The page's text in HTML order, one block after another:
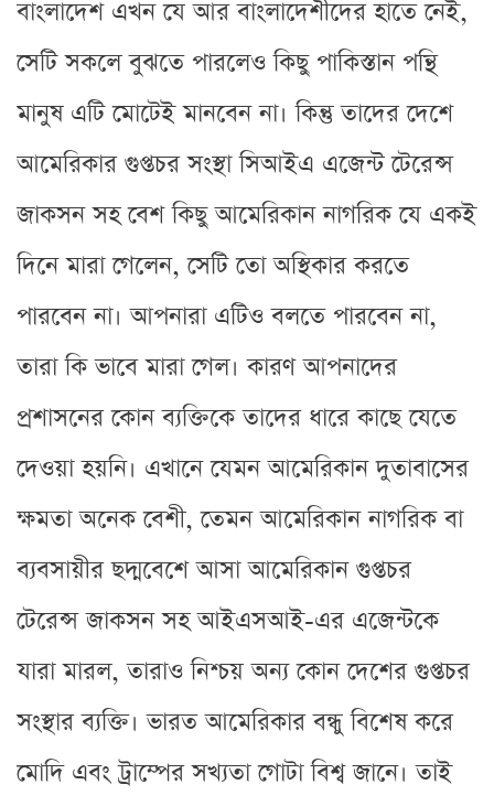
বাংলাদেশ এখন যে আর বাংলাদেশীদের হাতে নেই,
সেটি সকলে বুঝতে পারলেও কিছু পাকিস্তান পন্থি
মানুষ এটি মোটেই মানবেন না। কিন্তু তাদের দেশে
আমেরিকার গুপ্তচর সংস্থা সিআইএ এজেন্ট টেরেন্স
জাকসন সহ বেশ কিছু আমেরিকান নাগরিক যে একই
দিনে মারা গেলেন, সেটি তো অস্থিকার করতে
পারবেন না। আপনারা এটিও বলতে পারবেন না,
তারা কি ভাবে মারা গেল। কারণ আপনাদের
প্রশাসনের কোন ব্যক্তিকে তাদের ধারে কাছে যেতে
দেওয়া হয়নি। এখানে যেমন আমেরিকান দুতাবাসের
ক্ষমতা অনেক বেশী, তেমন আমেরিকান নাগরিক বা
ব্যবসায়ীর ছদ্মবেশে আসা আমেরিকান গুপ্তচর
টেরেন্স জাকসন সহ আইএসআই-এর এজেন্টকে
যারা মারল, তারাও নিশ্চয় অন্য কোন দেশের গুপ্তচর
সংস্থার ব্যক্তি। ভারত আমেরিকার বন্ধু বিশেষ করে
মোদি এবং ট্রাম্পের সখ্যতা গোটা বিশ্ব জানে। তাই